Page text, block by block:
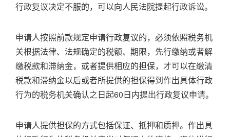
行政复议决定不服的，可以向人民法院提起行政诉讼。
申请人按照前款规定申请行政复议的，必须依照税务机
关根据法律、法规确定的税额、期限，先行缴纳或者解
缴税款和滞纳金，或者提供相应的担保，才可以在缴清
税款和滞纳金以后或者所提供的担保得到作出具体行政
行为的税务机关确认之日起60日内提出行政复议申请。
申请人提供担保的方式包括保证、抵押和质押。作出具